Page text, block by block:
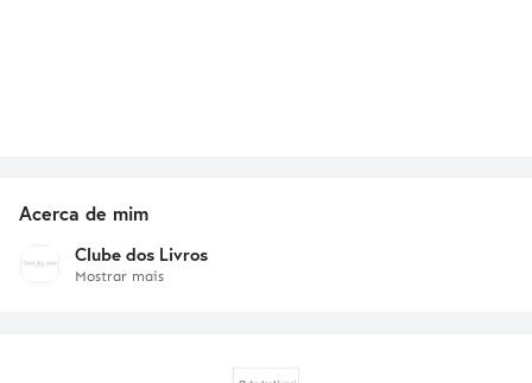
Acerca de mim
Clube dos Livros
Mostrar mais